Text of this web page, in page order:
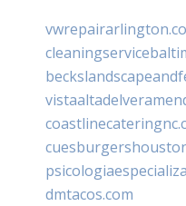
dmtacos.com